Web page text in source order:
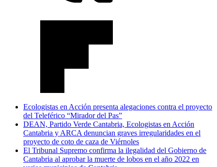
Ecologistas en Acción presenta alegaciones contra el proyecto
del Teleférico “Mirador del Pas”
DEAN, Partido Verde Cantabria, Ecologistas en Acción
Cantabria y ARCA denuncian graves irregularidades en el
proyecto de coto de caza de Viérnoles
El Tribunal Supremo confirma la ilegalidad del Gobierno de
Cantabria al aprobar la muerte de lobos en el año 2022 en